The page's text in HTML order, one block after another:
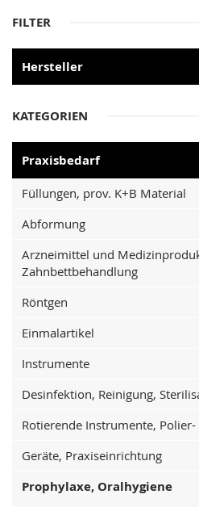
FILTER
Hersteller
KATEGORIEN
Praxisbedarf
Füllungen, prov. K+B Material
Abformung
Arzneimittel und
Zahnbettbehandlung
Röntgen
Einmalartikel
Instrumente
Desinfektion, Reinigung,
Rotierende Instrumente,
Geräte, Praxiseinrichtung
Prophylaxe, Oralhygiene